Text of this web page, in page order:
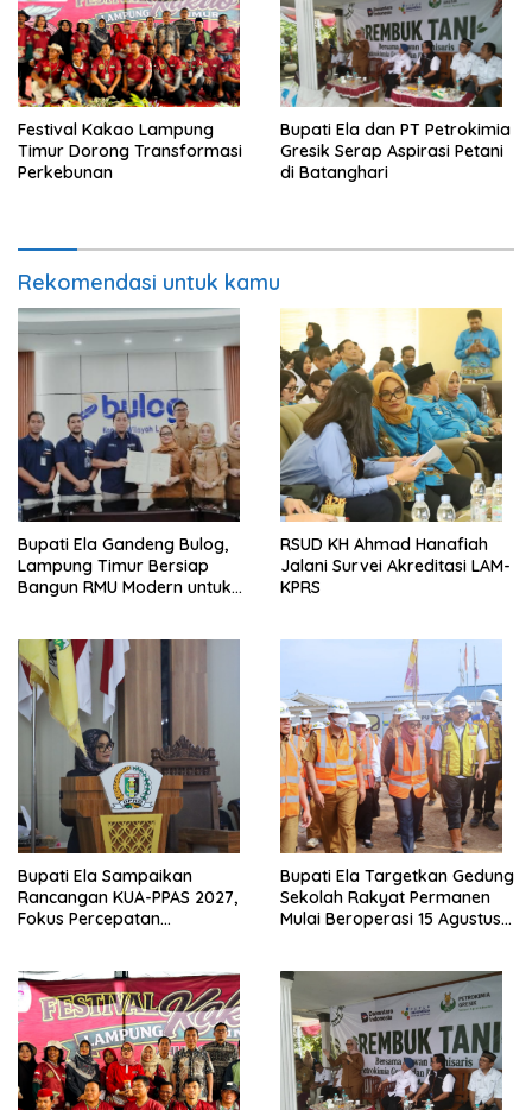
‎Festival Kakao Lampung
Timur Dorong Transformasi
Perkebunan
Bupati Ela dan PT Petrokimia
Gresik Serap Aspirasi Petani
di Batanghari
Rekomendasi untuk kamu
Bupati Ela Gandeng Bulog,
Lampung Timur Bersiap
Bangun RMU Modern untuk
RSUD KH Ahmad Hanafiah
Jalani Survei Akreditasi LAM-
KPRS
Bupati Ela Sampaikan
Rancangan KUA-PPAS 2027,
Fokus Percepatan
Bupati Ela Targetkan Gedung
Sekolah Rakyat Permanen
Mulai Beroperasi 15 Agustus